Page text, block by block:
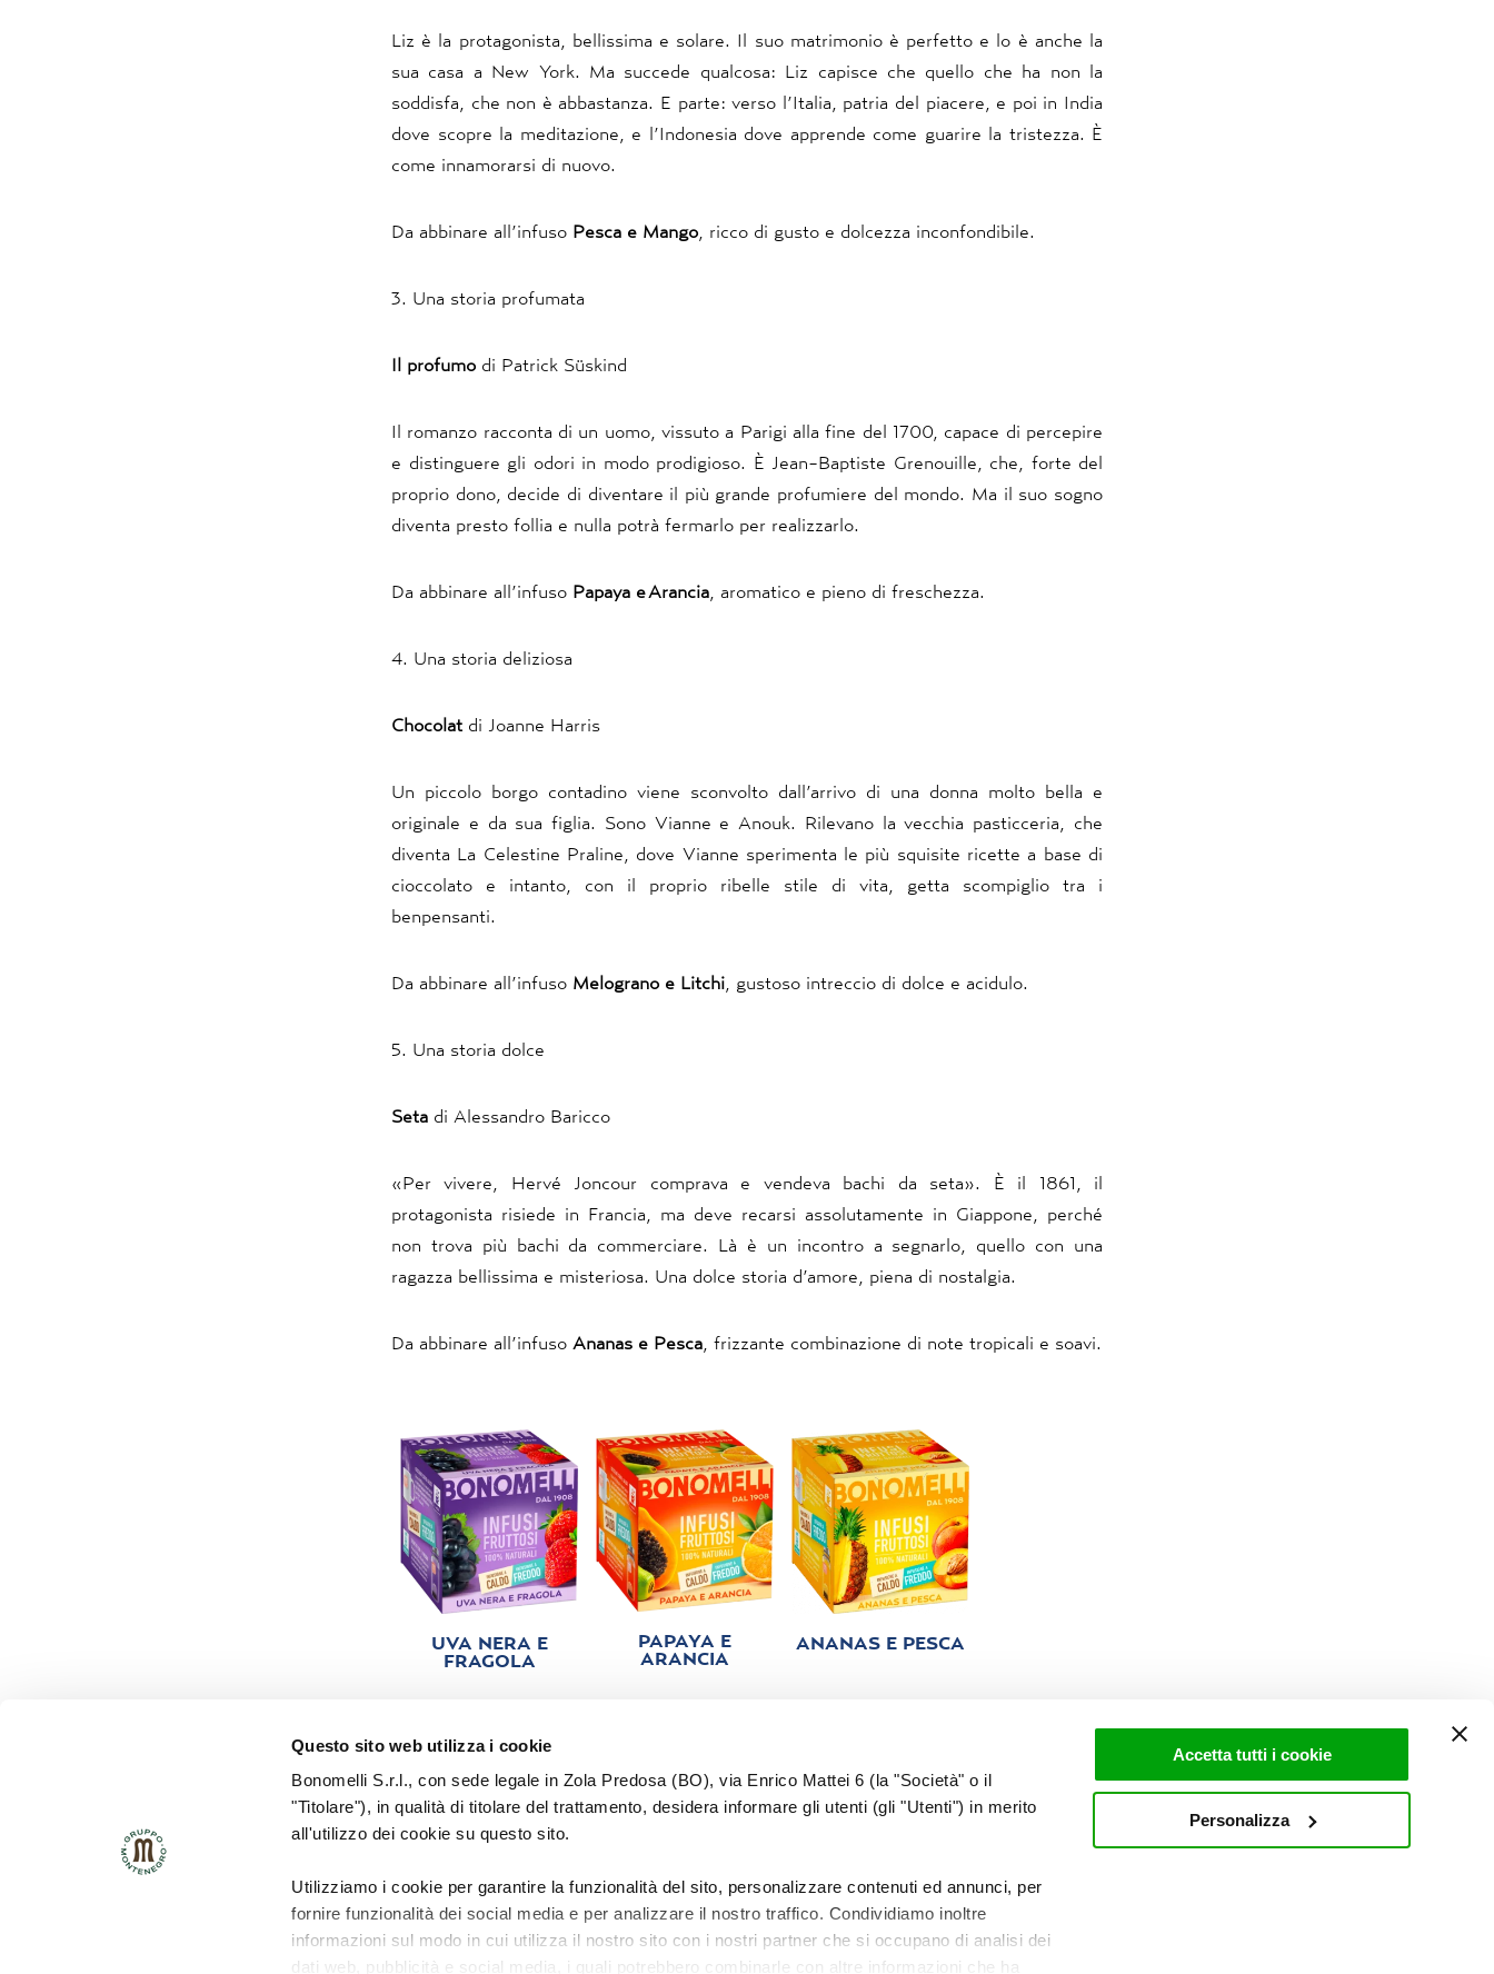
Questo sito web utilizza i cookie
Bonomelli S.r.l., con sede legale in Zola Predosa (BO), via Enrico Mattei 6 (la "Società" o il
"Titolare"), in qualità di titolare del trattamento, desidera informare gli utenti (gli "Utenti") in merito
all'utilizzo dei cookie su questo sito.
Utilizziamo i cookie per garantire la funzionalità del sito, personalizzare contenuti ed annunci, per
fornire funzionalità dei social media e per analizzare il nostro traffico. Condividiamo inoltre
informazioni sul modo in cui utilizza il nostro sito con i nostri partner che si occupano di analisi dei
dati web, pubblicità e social media, i quali potrebbero combinarle con altre informazioni che ha
Accetta tutti i cookie
Personalizza
Liz è la protagonista, bellissima e solare. Il suo matrimonio è perfetto e lo è anche la
sua casa a New York. Ma succede qualcosa: Liz capisce che quello che ha non la
soddisfa, che non è abbastanza. E parte: verso l’Italia, patria del piacere, e poi in India
dove scopre la meditazione, e l’Indonesia dove apprende come guarire la tristezza. È
come innamorarsi di nuovo.
Da abbinare all’infuso Pesca e Mango , ricco di gusto e dolcezza inconfondibile.
3. Una storia profumata
Il profumo di Patrick Süskind
Il romanzo racconta di un uomo, vissuto a Parigi alla fine del 1700, capace di percepire
e distinguere gli odori in modo prodigioso. È Jean-Baptiste Grenouille, che, forte del
proprio dono, decide di diventare il più grande profumiere del mondo. Ma il suo sogno
diventa presto follia e nulla potrà fermarlo per realizzarlo.
Da abbinare all’infuso Papaya eArancia , aromatico e pieno di freschezza.
4. Una storia deliziosa
Chocolat di Joanne Harris
Un piccolo borgo contadino viene sconvolto dall’arrivo di una donna molto bella e
originale e da sua figlia. Sono Vianne e Anouk. Rilevano la vecchia pasticceria, che
diventa La Celestine Praline, dove Vianne sperimenta le più squisite ricette a base di
cioccolato e intanto, con il proprio ribelle stile di vita, getta scompiglio tra i
benpensanti.
Da abbinare all’infuso Melograno e Litchi , gustoso intreccio di dolce e acidulo.
5. Una storia dolce
Seta di Alessandro Baricco
«Per vivere, Hervé Joncour comprava e vendeva bachi da seta». È il 1861, il
protagonista risiede in Francia, ma deve recarsi assolutamente in Giappone, perché
non trova più bachi da commerciare. Là è un incontro a segnarlo, quello con una
ragazza bellissima e misteriosa. Una dolce storia d’amore, piena di nostalgia.
Da abbinare all’infuso Ananas e Pesca , frizzante combinazione di note tropicali e soavi.
UVA NERA E
FRAGOLA
PAPAYA E
ARANCIA
ANANAS E PESCA
MODELLO DLGS 231/2001 SITO CORPORATE CONTATTI